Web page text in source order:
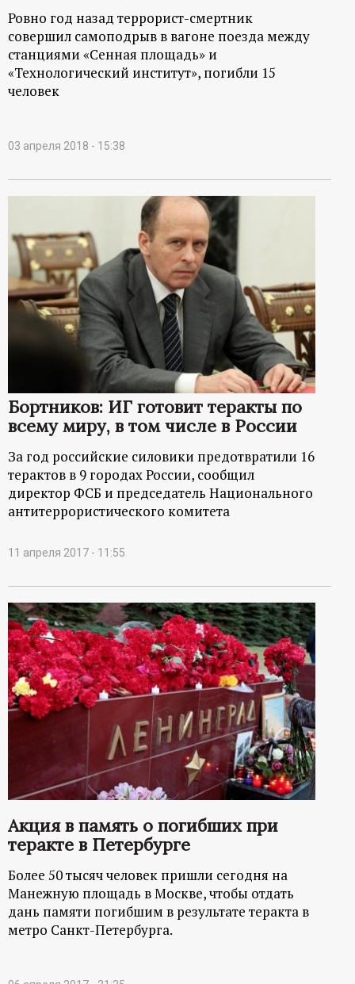
о
н
н
ы
й
о
р
л
Ровно год назад террорист-смертник
совершил самоподрыв в вагоне поезда между
станциями «Сенная площадь» и
«Технологический институт», погибли 15
человек
03 апреля 2018 - 15:38
Бортников: ИГ готовит теракты по
всему миру, в том числе в России
За год российские силовики предотвратили 16
терактов в 9 городах России, сообщил
директор ФСБ и председатель Национального
антитеррористического комитета
11 апреля 2017 - 11:55
Акция в память о погибших при
теракте в Петербурге
Более 50 тысяч человек пришли сегодня на
Манежную площадь в Москве, чтобы отдать
дань памяти погибшим в результате теракта в
метро Санкт-Петербурга.